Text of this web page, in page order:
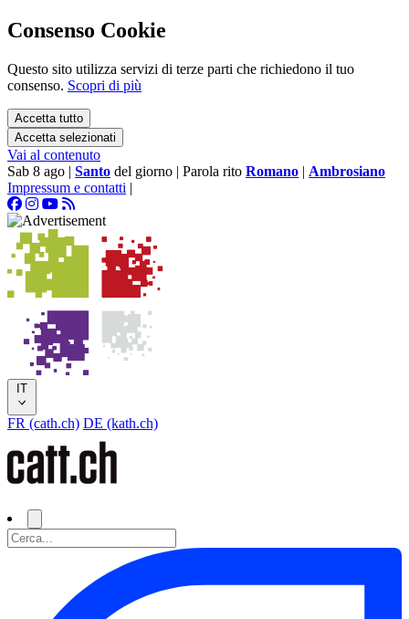
Consenso Cookie
Questo sito utilizza servizi di terze parti che richiedono il tuo
consenso. Scopri di più
Accetta tutto
Accetta selezionati
Vai al contenuto
Sab 8 ago | Santo del giorno | Parola rito Romano | Ambrosiano
Impressum e contatti |
IT
FR (cath.ch) DE (kath.ch)